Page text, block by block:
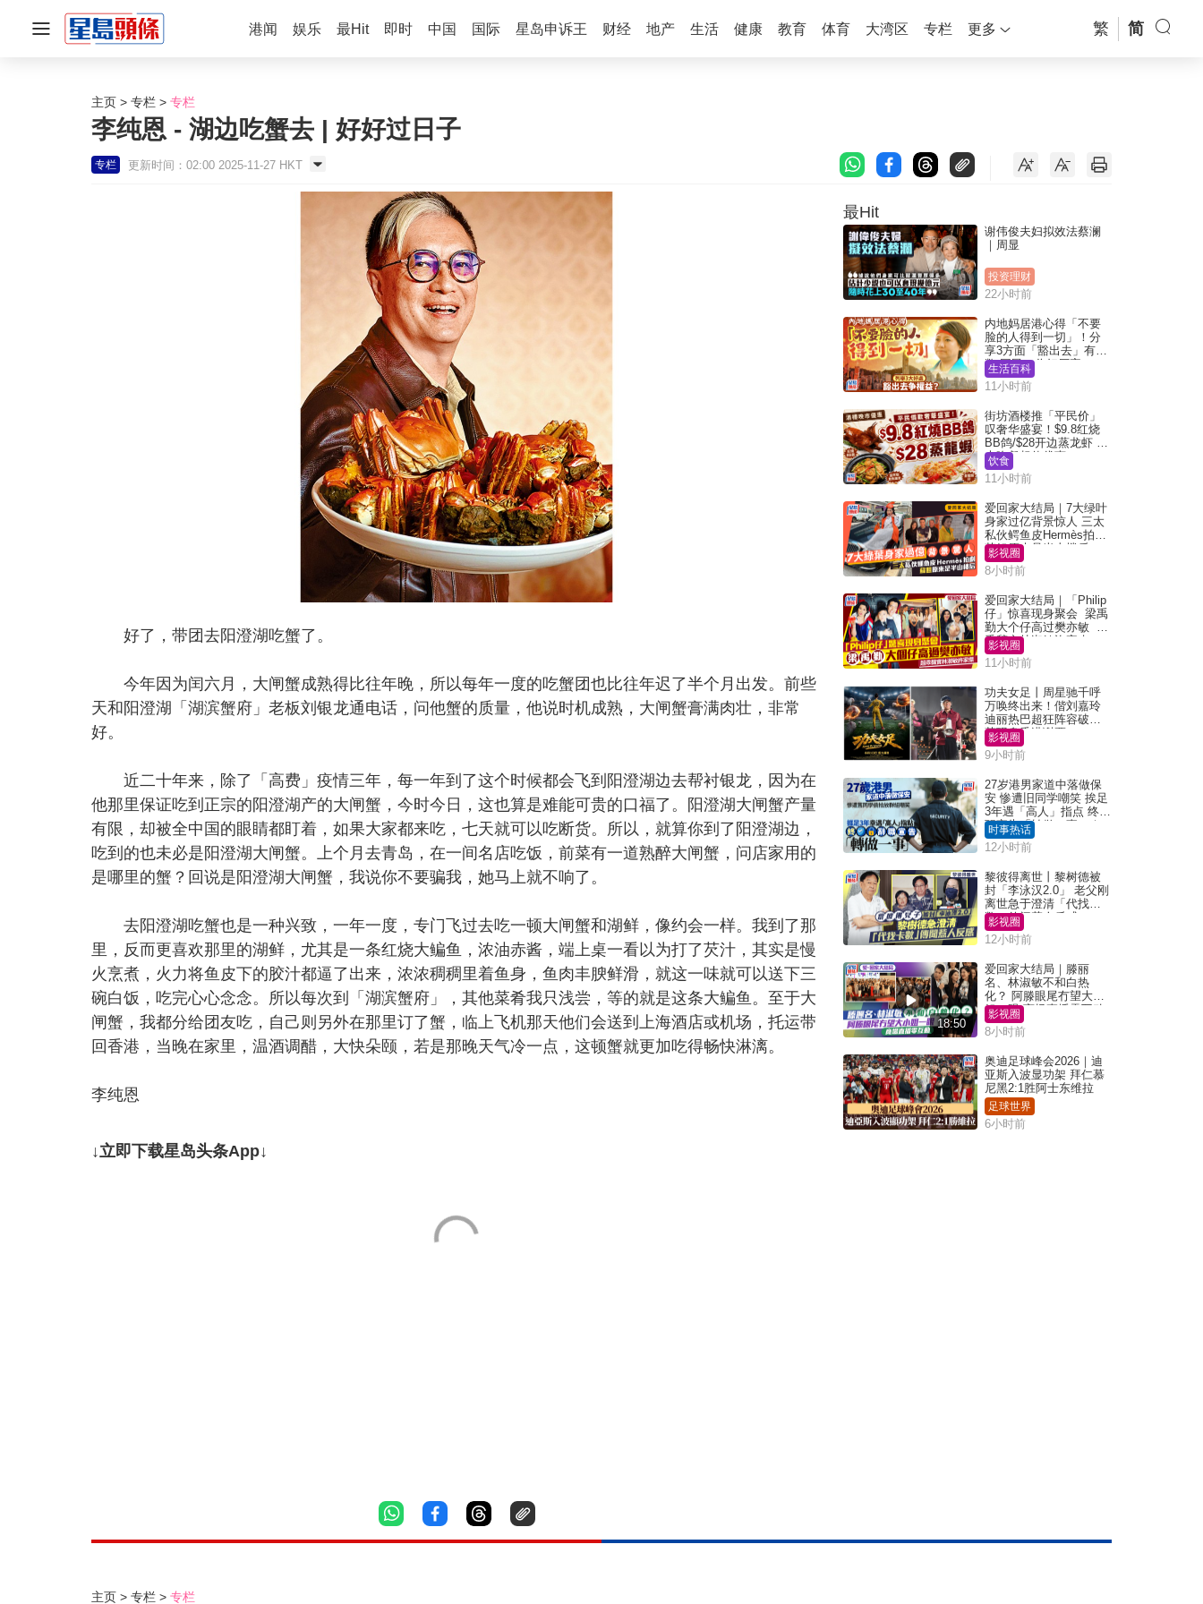
港闻 娱乐 最Hit 即时 中国 国际 星岛申诉王 财经 地产 生活 健康 教育 体育 大湾区 专栏 更多 繁 简
主页 专栏 专栏
李纯恩 - 湖边吃蟹去 | 好好过日子
专栏 更新时间：02:00 2025-11-27 HKT
好了，带团去阳澄湖吃蟹了。
今年因为闰六月，大闸蟹成熟得比往年晚，所以每年一度的吃蟹团也比往年迟了半个月出发。前些
天和阳澄湖「湖滨蟹府」老板刘银龙通电话，问他蟹的质量，他说时机成熟，大闸蟹膏满肉壮，非常
好。
近二十年来，除了「高费」疫情三年，每一年到了这个时候都会飞到阳澄湖边去帮衬银龙，因为在
他那里保证吃到正宗的阳澄湖产的大闸蟹，今时今日，这也算是难能可贵的口福了。阳澄湖大闸蟹产量
有限，却被全中国的眼睛都盯着，如果大家都来吃，七天就可以吃断货。所以，就算你到了阳澄湖边，
吃到的也未必是阳澄湖大闸蟹。上个月去青岛，在一间名店吃饭，前菜有一道熟醉大闸蟹，问店家用的
是哪里的蟹？回说是阳澄湖大闸蟹，我说你不要骗我，她马上就不响了。
去阳澄湖吃蟹也是一种兴致，一年一度，专门飞过去吃一顿大闸蟹和湖鲜，像约会一样。我到了那
里，反而更喜欢那里的湖鲜，尤其是一条红烧大鳊鱼，浓油赤酱，端上桌一看以为打了芡汁，其实是慢
火烹煮，火力将鱼皮下的胶汁都逼了出来，浓浓稠稠里着鱼身，鱼肉丰腴鲜滑，就这一味就可以送下三
碗白饭，吃完心心念念。所以每次到「湖滨蟹府」，其他菜肴我只浅尝，等的就是这条大鳊鱼。至于大
闸蟹，我都分给团友吃，自己则另外在那里订了蟹，临上飞机那天他们会送到上海酒店或机场，托运带
回香港，当晚在家里，温酒调醋，大快朵颐，若是那晚天气冷一点，这顿蟹就更加吃得畅快淋漓。
李纯恩
↓立即下载星岛头条App↓
最Hit
谢伟俊夫妇拟效法蔡澜
｜周显
投资理财
22小时前
内地妈居港心得「不要
脸的人得到一切」！分
享3方面「豁出去」有著
数 网民：你好厉害
生活百科
11小时前
街坊酒楼推「平民价」
叹奢华盛宴！$9.8红烧
BB鸽/$28开边蒸龙虾 3
大晚餐超值优惠
饮食
11小时前
爱回家大结局｜7大绿叶
身家过亿背景惊人 三太
私伙鳄鱼皮Hermès拍剧
苏姐原来是半山楼后
影视圈
8小时前
爱回家大结局｜「Philip
仔」惊喜现身聚会 梁禹
勤大个仔高过樊亦敏 超
乖黐实林淑敏许家杰
影视圈
11小时前
功夫女足丨周星驰千呼
万唤终出来！偕刘嘉玲
迪丽热巴超狂阵容破天
荒现身香港谢票
影视圈
9小时前
27岁港男家道中落做保
安 惨遭旧同学嘲笑 挨足
3年遇「高人」指点 终辞
职宣告「转做一事」｜
Juicy叮
时事热话
12小时前
黎彼得离世丨黎树德被
封「李泳汉2.0」 老父刚
离世急于澄清「代找卡
数」传闻惹人反感
影视圈
12小时前
18:50
爱回家大结局｜滕丽
名、林淑敏不和白热
化？ 阿滕眼尾冇望大小
姐一眼 商场直播零互动
影视圈
8小时前
奥迪足球峰会2026｜迪
亚斯入波显功架 拜仁慕
尼黑2:1胜阿士东维拉
足球世界
6小时前
主页 专栏 专栏